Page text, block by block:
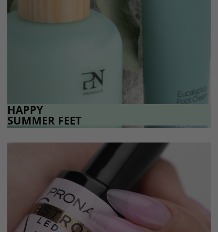
HAPPY
SUMMER FEET